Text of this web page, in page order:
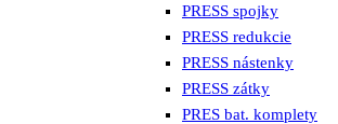
PRESS spojky
PRESS redukcie
PRESS nástenky
PRESS zátky
PRES bat. komplety